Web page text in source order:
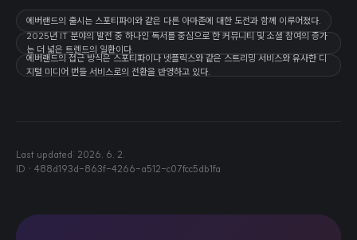
에버랜드의 출시는 스포티파이와 같은 다른 아마존에 대한 도전과 함께 이루어졌다.
2025년 IT 분야의 발전 중 하나인 독서를 중심으로 한 커뮤니티 및 소셜 참여의 증가
는 더 넓은 트렌드의 일환이다.
에버랜드의 접근 방식은 스포티파이나 넷플릭스와 같은 스트리밍 서비스와 유사한 디
지털 미디어 번들 서비스로의 전환을 반영하고 있다.
Last updated: 2026. 6. 2.
ID · 488d193d-863f-4266-a512-c07fcc5db1fa